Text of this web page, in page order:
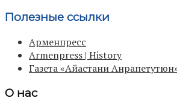
Полезные ссылки
Арменпресс
Armenpress | History
Газета «Айастани
О нас